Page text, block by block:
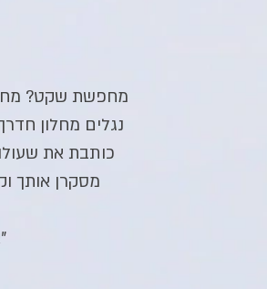
מחפשת שקט?
נגלים מחלון
מסקרן אותך